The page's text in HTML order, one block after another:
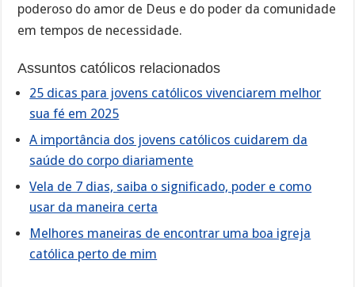
poderoso do amor de Deus e do poder da comunidade
em tempos de necessidade.
Assuntos católicos relacionados
25 dicas para jovens católicos vivenciarem melhor
sua fé em 2025
A importância dos jovens católicos cuidarem da
saúde do corpo diariamente
Vela de 7 dias, saiba o significado, poder e como
usar da maneira certa
Melhores maneiras de encontrar uma boa igreja
católica perto de mim